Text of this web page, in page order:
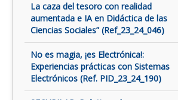
La caza del tesoro con realidad
aumentada e IA en Didáctica de las
Ciencias Sociales” (Ref_23_24_046)
No es magia, ¡es Electrónica!:
Experiencias prácticas con Sistemas
Electrónicos (Ref. PID_23_24_190)